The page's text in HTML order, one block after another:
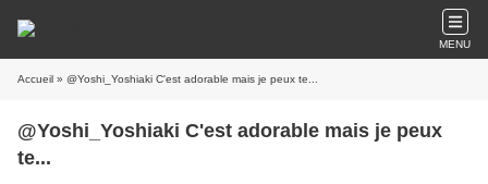
MENU
Accueil » @Yoshi_Yoshiaki C'est adorable mais je peux te...
@Yoshi_Yoshiaki C'est adorable mais je peux
te...